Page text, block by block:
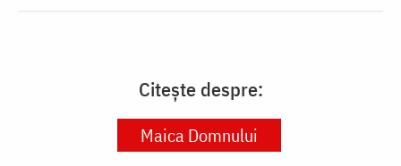
Citește despre:
Maica Domnului